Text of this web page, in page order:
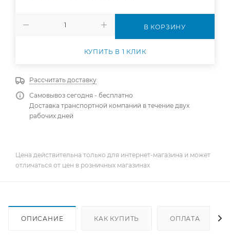
В КОРЗИНУ
КУПИТЬ В 1 КЛИК
Рассчитать доставку
Самовывоз сегодня - бесплатно
Доставка транспортной компаний в течение двух
рабочих дней
Цена действительна только для интернет-магазина и может
отличаться от цен в розничных магазинах
ОПИСАНИЕ КАК КУПИТЬ ОПЛАТА